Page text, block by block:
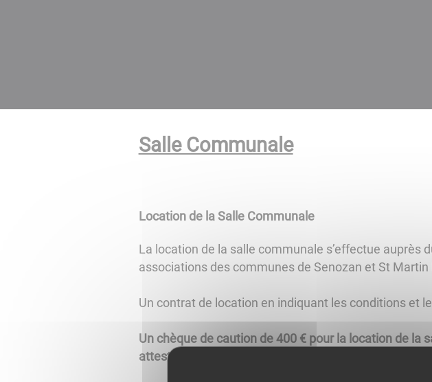
Salle Communale
Location de la Salle Communale
La location de la salle communale s’effectue
associations des communes de Senozan et St Martin
Un contrat de location en indiquant les conditions et
Un chèque de caution de 400 € pour la location de la
attestation d’assurance responsabilité civile doivent